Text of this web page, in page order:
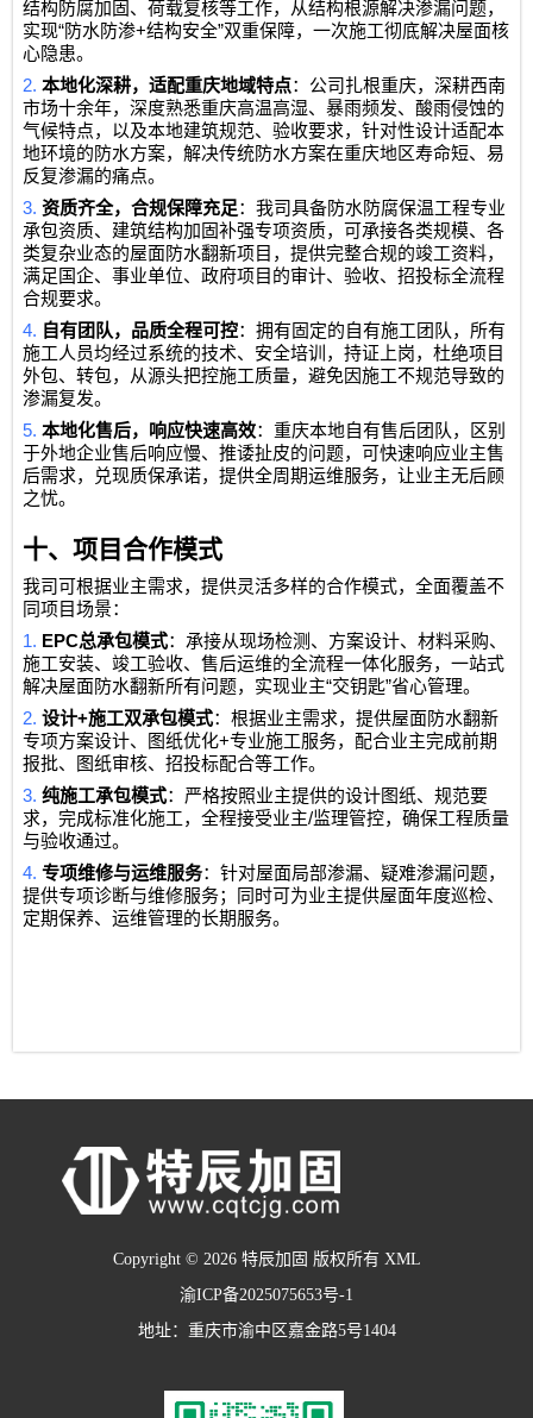
结构防腐加固、荷载复核等工作，从结构根源解决渗漏问题，
实现“防水防渗+结构安全”双重保障，一次施工彻底解决屋面核
心隐患。
2.本地化深耕，适配重庆地域特点：公司扎根重庆，深耕西南
市场十余年，深度熟悉重庆高温高湿、暴雨频发、酸雨侵蚀的
气候特点，以及本地建筑规范、验收要求，针对性设计适配本
地环境的防水方案，解决传统防水方案在重庆地区寿命短、易
反复渗漏的痛点。
3.资质齐全，合规保障充足：我司具备防水防腐保温工程专业
承包资质、建筑结构加固补强专项资质，可承接各类规模、各
类复杂业态的屋面防水翻新项目，提供完整合规的竣工资料，
满足国企、事业单位、政府项目的审计、验收、招投标全流程
合规要求。
4. 自有团队，品质全程可控：拥有固定的自有施工团队，所有
施工人员均经过系统的技术、安全培训，持证上岗，杜绝项目
外包、转包，从源头把控施工质量，避免因施工不规范导致的
渗漏复发。
5.本地化售后，响应快速高效：重庆本地自有售后团队，区别
于外地企业售后响应慢、推诿扯皮的问题，可快速响应业主售
后需求，兑现质保承诺，提供全周期运维服务，让业主无后顾
之忧。
十、项目合作模式
我司可根据业主需求，提供灵活多样的合作模式，全面覆盖不
同项目场景：
1. EPC总承包模式：承接从现场检测、方案设计、材料采购、
施工安装、竣工验收、售后运维的全流程一体化服务，一站式
解决屋面防水翻新所有问题，实现业主“交钥匙”省心管理。
2.设计+施工双承包模式：根据业主需求，提供屋面防水翻新
专项方案设计、图纸优化+专业施工服务，配合业主完成前期
报批、图纸审核、招投标配合等工作。
3.纯施工承包模式：严格按照业主提供的设计图纸、规范要
求，完成标准化施工，全程接受业主/监理管控，确保工程质量
与验收通过。
4.专项维修与运维服务：针对屋面局部渗漏、疑难渗漏问题，
提供专项诊断与维修服务；同时可为业主提供屋面年度巡检、
定期保养、运维管理的长期服务。
Copyright © 2026 特辰加固 版权所有 XML
渝ICP备2025075653号-1
地址：重庆市渝中区嘉金路5号1404